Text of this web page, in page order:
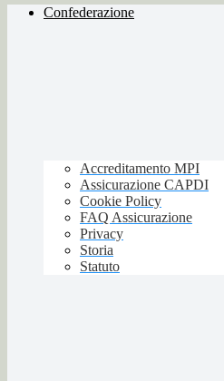
Confederazione
Accreditamento MPI
Assicurazione CAPDI
Cookie Policy
FAQ Assicurazione
Privacy
Storia
Statuto